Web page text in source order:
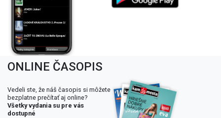
ONLINE ČASOPIS
Vedeli ste, že náš časopis si môžete
bezplatne prečítať aj online?
Všetky vydania su pre vás
dostupné